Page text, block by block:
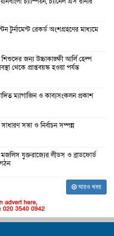
টুর্নামেন্ট রেকর্ড অংশগ্রহণের মাধ্যমে
জন্য উচ্চাকাঙ্ক্ষী আর্লি হেল্প
থেকে প্রাপ্তবয়স্ক হওয়া পর্যন্ত
ম্যাগাজিন ও কাব্যসংকলন প্রকাশ
সভা ও নির্বাচন সম্পন্ন
যুক্তরাজ্যের লীডস ও ব্রাডফোর্ড
আরও খবর
advert here,
020 3540 0942